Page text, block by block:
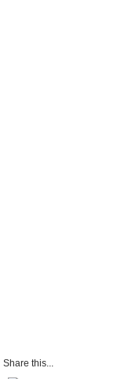
Share this...